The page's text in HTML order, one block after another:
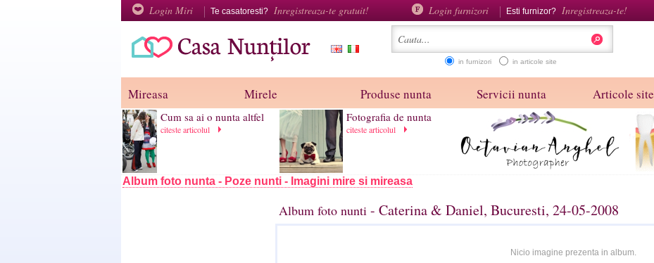
Login Miri Te casatoresti? Inregistreaza-te gratuit! Login furnizori Esti furnizor? Inregistreaza-te!
in furnizori in articole site
Mireasa Mirele Produse nunta Servicii nunta Articole site
Cum sa ai o nunta altfel
citeste articolul
Fotografia de nunta
citeste articolul
Album foto nunta - Poze nunti - Imagini mire si mireasa
Album foto nunti - Caterina & Daniel, Bucuresti, 24-05-2008
Nicio imagine prezenta in album.